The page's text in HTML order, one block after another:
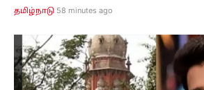
தமிழ்நாடு 58 minutes ago